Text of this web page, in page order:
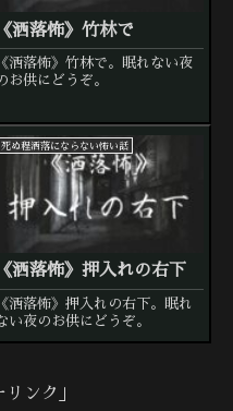
《洒落怖》竹林で
《洒落怖》竹林で。眠れない夜
お供にどうぞ。
死ぬ程洒落にならない怖い話
《洒落怖》押入れの右下
《洒落怖》押入れの右下。眠れ
い夜のお供にどうぞ。
リンク」